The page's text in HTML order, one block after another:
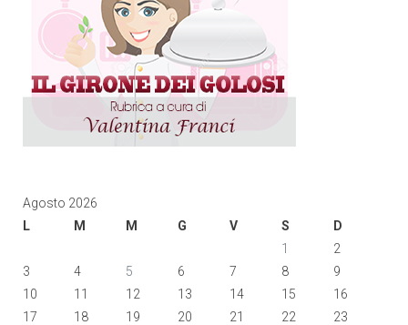
Agosto 2026
L
M M G V S
D
1
2
3
4 5 6 7 8
9
10
11 12 13 14 15
16
17
18 19 20 21 22
23